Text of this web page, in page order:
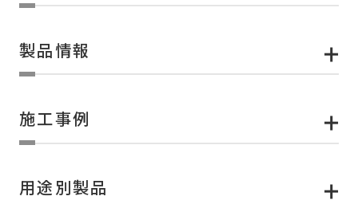
製品情報
施工事例
用途別製品